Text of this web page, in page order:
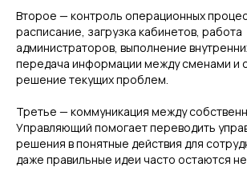
Второе — контроль операционных
расписание, загрузка кабинетов, работа
администраторов, выполнение
передача информации между сменами и
решение текущих проблем.
Третье — коммуникация между
Управляющий помогает переводить
решения в понятные действия для
даже правильные идеи часто остаются